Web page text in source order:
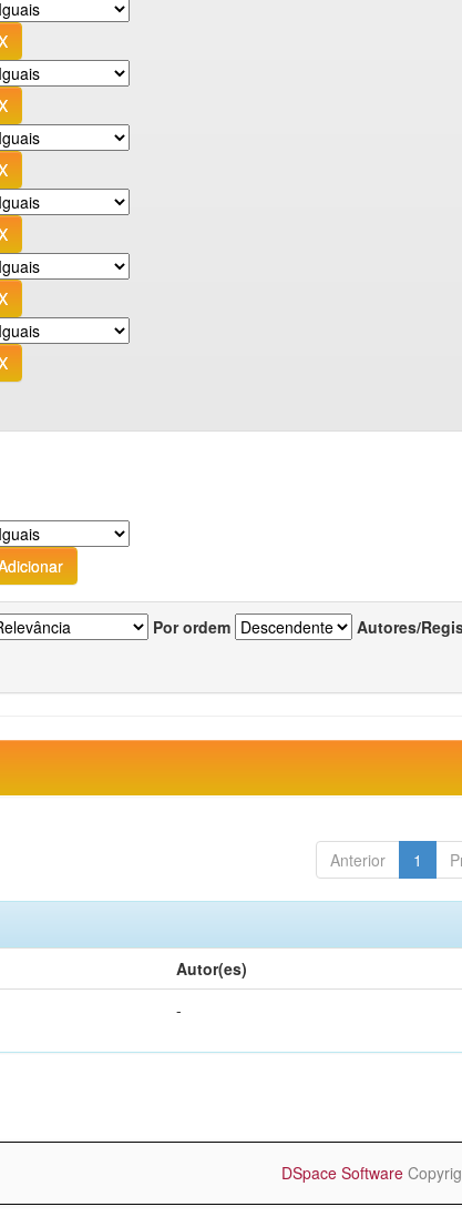
Por ordem Autores/
Anterior 1
Autor(es)
-
DSpace Software